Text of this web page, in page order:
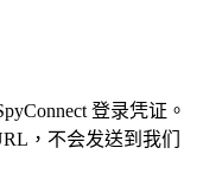
登录凭证。
，不会发送到我们